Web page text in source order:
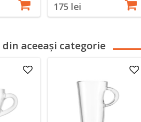
175 lei
aceeași categorie